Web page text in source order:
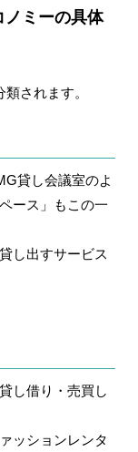
ノミーの具体
されます。
貸し会議室のよ
ース」もこの一
し出すサービス
し借り・売買し
ッションレンタ